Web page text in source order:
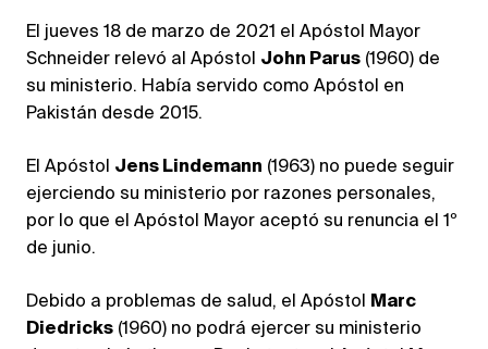
El jueves 18 de marzo de 2021 el Apóstol Mayor
Schneider relevó al Apóstol John Parus (1960) de
su ministerio. Había servido como Apóstol en
Pakistán desde 2015.
El Apóstol Jens Lindemann (1963) no puede seguir
ejerciendo su ministerio por razones personales,
por lo que el Apóstol Mayor aceptó su renuncia el 1º
de junio.
Debido a problemas de salud, el Apóstol Marc
Diedricks (1960) no podrá ejercer su ministerio